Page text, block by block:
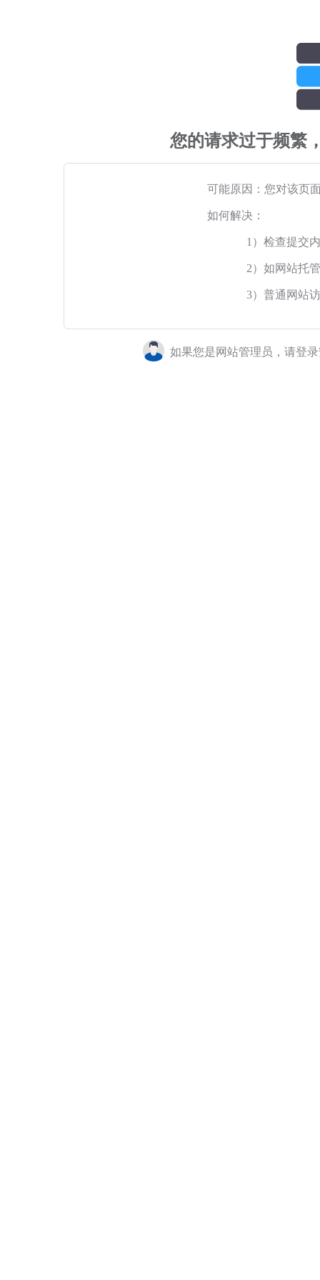
您的请求过于频繁
可能原因：您对该页
如何解决：
1）检查提交
2）如网站托
3）普通网站
如果您是网站管理员，请登